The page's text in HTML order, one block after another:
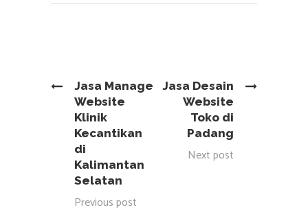
Jasa Manage
Website
Klinik
Kecantikan
di
Kalimantan
Selatan
Previous post
Jasa Desain
Website
Toko di
Padang
Next post